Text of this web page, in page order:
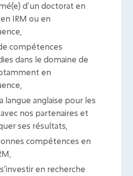
d’un doctorat en
IRM ou en
compétences
dans le domaine de
en
langue anglaise pour les
nos partenaires et
ses résultats,
compétences en
en recherche